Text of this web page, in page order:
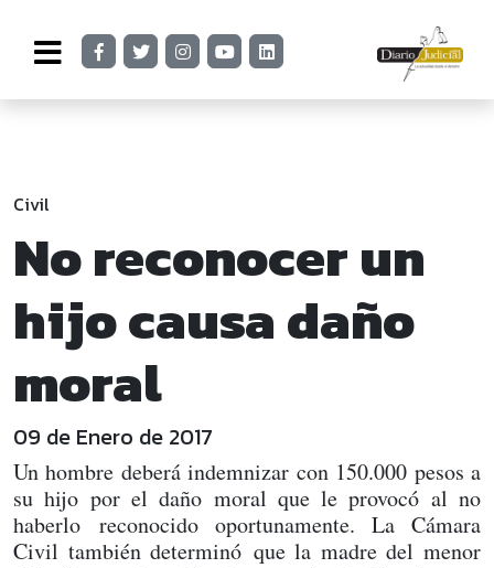
Civil
No reconocer un
hijo causa daño
moral
09 de Enero de 2017
Un hombre deberá indemnizar con 150.000 pesos a
su hijo por el daño moral que le provocó al no
haberlo reconocido oportunamente. La Cámara
Civil también determinó que la madre del menor